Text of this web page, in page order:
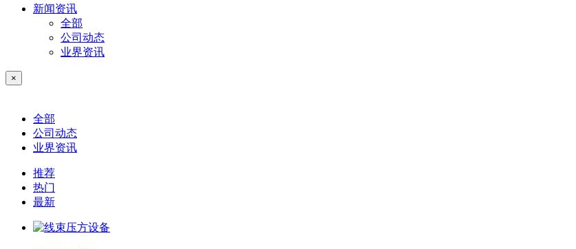
新闻资讯
全部
公司动态
业界资讯
×
全部
公司动态
业界资讯
推荐
热门
最新